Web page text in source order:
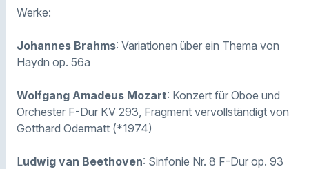
Werke:
Johannes Brahms: Variationen über ein Thema von
Haydn op. 56a
Wolfgang Amadeus Mozart: Konzert für Oboe und
Orchester F-Dur KV 293, Fragment vervollständigt von
Gotthard Odermatt (*1974)
Ludwig van Beethoven: Sinfonie Nr. 8 F-Dur op. 93